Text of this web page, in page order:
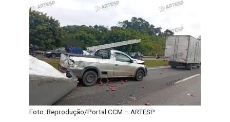
Foto: Reprodução/Portal CCM – ARTESP